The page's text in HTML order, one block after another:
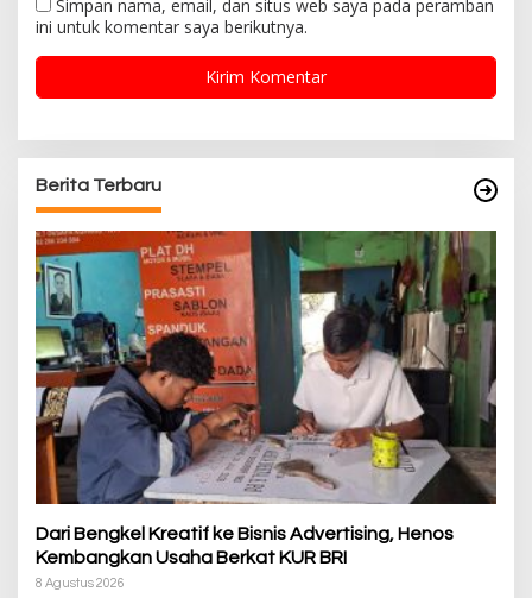
Simpan nama, email, dan situs web saya pada peramban
ini untuk komentar saya berikutnya.
Berita Terbaru
Dari Bengkel Kreatif ke Bisnis Advertising, Henos
Kembangkan Usaha Berkat KUR BRI
8 Agustus 2026